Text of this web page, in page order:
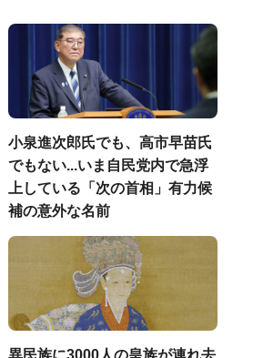
小泉進次郎氏でも、高市早苗氏
でもない...いま自民党内で急浮
上している「次の首相」有力候
補の意外な名前
異民族に3000人の皇族が連れ去